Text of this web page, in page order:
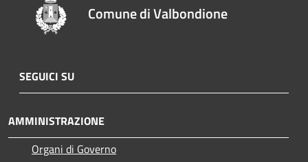
Comune di Valbondione
SEGUICI SU
AMMINISTRAZIONE
Organi di Governo